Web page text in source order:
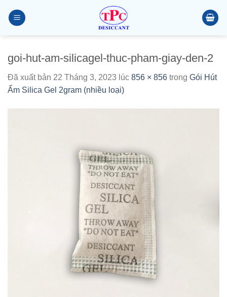
đến
goi-hut-am-silicagel-thuc-pham-giay-den-2
Đã xuất bản 22 Tháng 3, 2023 lúc 856 × 856 trong Gói Hút
Ẩm Silica Gel 2gram (nhiều loại)